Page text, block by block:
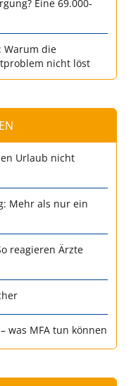
Eine 69.000-
Warum die
nicht löst
Urlaub nicht
Mehr als nur ein
reagieren Ärzte
was MFA tun können